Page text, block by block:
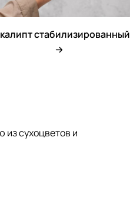
стабилизированный
сухоцветов и